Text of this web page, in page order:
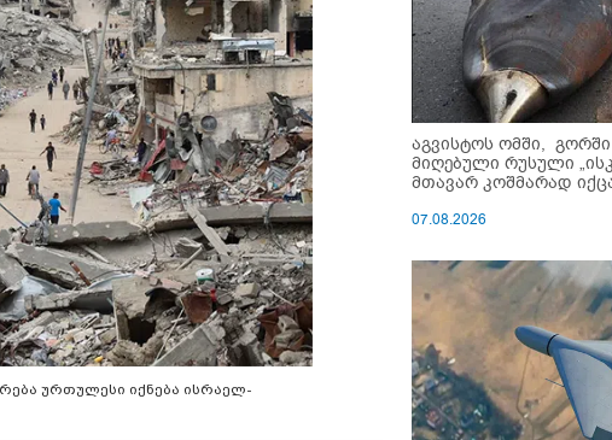
ურთულესი იქნება ისრაელ-
აგვისტოს ომში,
მიღებული რუსული
მთავარ კოშმარად
07.08.2026